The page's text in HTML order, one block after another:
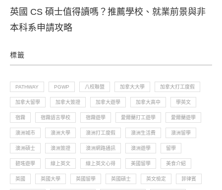
英國 CS 碩士值得讀嗎？推薦學校、就業前景與非
本科系申請攻略
標籤
PATHWAY PGWP 八校聯盟 加拿大大學 加拿大打工度假
加拿大留學 加拿大簽證 加拿大遊學 加拿大高中 學英文
宿霧 宿霧語言學校 宿霧遊學 愛爾蘭打工遊學 愛爾蘭遊學
澳洲城市 澳洲大學 澳洲打工度假 澳洲生活費 澳洲留學
澳洲碩士 澳洲簽證 澳洲網路通訊 澳洲遊學 留學
碧瑤遊學 線上英文 線上英文心得 美國留學 美食介紹
英國 英國大學 英國留學 英國碩士 英文檢定 菲律賓